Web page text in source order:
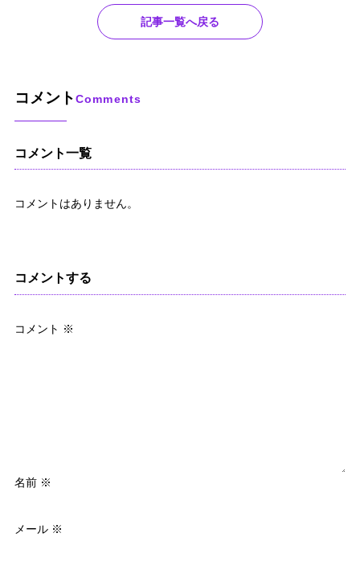
記事一覧へ戻る
コメントComments
コメント一覧
コメントはありません。
コメントする
コメント ※
名前 ※
メール ※